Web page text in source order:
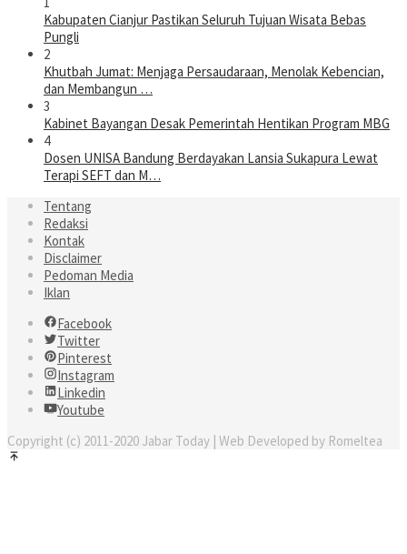
Kabupaten Cianjur Pastikan Seluruh Tujuan Wisata Bebas
Pungli
2
Khutbah Jumat: Menjaga Persaudaraan, Menolak Kebencian,
dan Membangun …
3
Kabinet Bayangan Desak Pemerintah Hentikan Program MBG
4
Dosen UNISA Bandung Berdayakan Lansia Sukapura Lewat
Terapi SEFT dan M…
Tentang
Redaksi
Kontak
Disclaimer
Pedoman Media
Iklan
Facebook
Twitter
Pinterest
Instagram
Linkedin
Youtube
Copyright (c) 2011-2020 Jabar Today | Web Developed by Romeltea